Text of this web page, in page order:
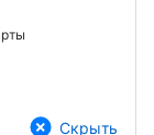
Скрыть